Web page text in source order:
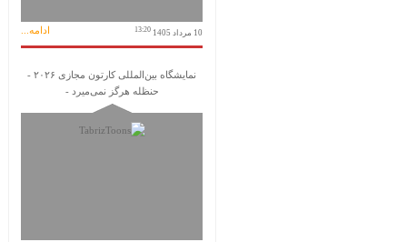
10 مرداد 1405 13:20 ادامه...
نمایشگاه بین‌المللی کارتون مجازی ۲۰۲۶ -
حنظله هرگز نمی‌میرد -